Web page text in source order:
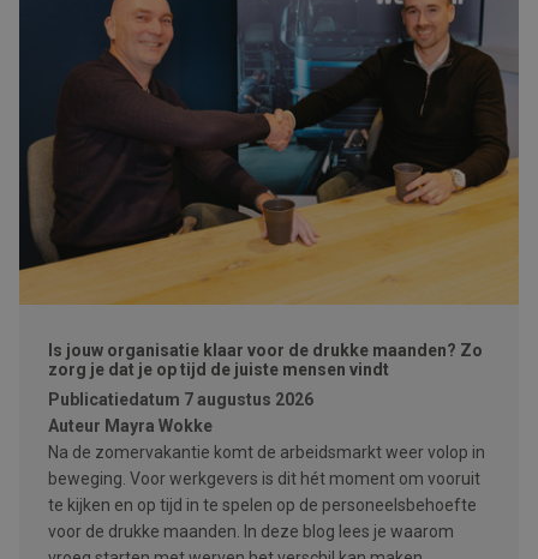
Is jouw organisatie klaar voor de drukke maanden? Zo
zorg je dat je op tijd de juiste mensen vindt
Publicatiedatum 7 augustus 2026
Auteur Mayra Wokke
Na de zomervakantie komt de arbeidsmarkt weer volop in
beweging. Voor werkgevers is dit hét moment om vooruit
te kijken en op tijd in te spelen op de personeelsbehoefte
voor de drukke maanden. In deze blog lees je waarom